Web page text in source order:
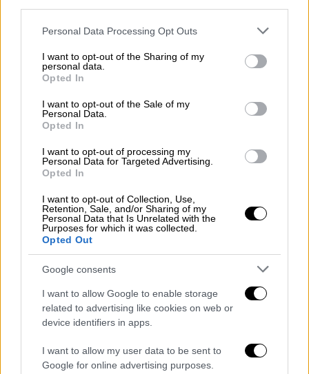
Please note that this website/app uses one or more Google
not limited to your visit or usage behaviour. You may click to
grant or deny consent to Google and its third-party tags to
use your data for below specified purposes in below Google
consent section.
Personal Data Processing Opt Outs
I want to opt-out of the Sharing of my
personal data.
Opted In
I want to opt-out of the Sale of my
Personal Data.
Opted In
I want to opt-out of processing my
Personal Data for Targeted Advertising.
Opted In
I want to opt-out of Collection, Use,
Retention, Sale, and/or Sharing of my
Personal Data that Is Unrelated with the
Purposes for which it was collected.
Opted Out
Google consents
I want to allow Google to enable storage
related to advertising like cookies on web or
device identifiers in apps.
I want to allow my user data to be sent to
Google for online advertising purposes.
Ελλάδα|26.06.2025 18:40
Πύργος: Χειροπέδες σε άνδρα για
ενδοοικογενειακή βία -
Βιντεοσκοπούσε άγνωστους χωρίς τη
συγκατάθεση τους
Ο δημοτικός υπάλληλος μεταφέρθηκε στο
Η ανακοίνωση του Δήμου
«Η Δημοτική Αρχή Πετρούπολης και το
Δημοτικό Συμβούλιο καταγγέλλουν τον
χθες το βράδυ (25/6), ύστερα από
διαπληκτισμό με άγνωστο εν ώρα εργασίας.
Ο συμβασιούχος εργαζόμενος με το
"Πρόγραμμα 55-74", έφυγε από το σπίτι του